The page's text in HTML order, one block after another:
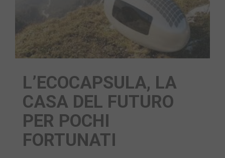
L’ECOCAPSULA, LA
CASA DEL FUTURO
PER POCHI
FORTUNATI